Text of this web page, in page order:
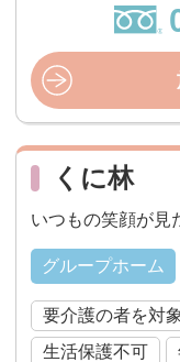
くに林
いつもの笑顔が見
グループホーム
要介護の者を対象
生活保護不可